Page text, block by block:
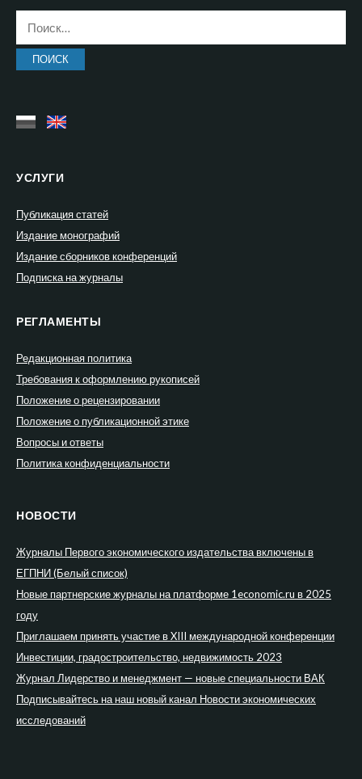
УСЛУГИ
Публикация статей
Издание монографий
Издание сборников конференций
Подписка на журналы
РЕГЛАМЕНТЫ
Редакционная политика
Требования к оформлению рукописей
Положение о рецензировании
Положение о публикационной этике
Вопросы и ответы
Политика конфиденциальности
НОВОСТИ
Журналы Первого экономического издательства включены в
ЕГПНИ (Белый список)
Новые партнерские журналы на платформе 1economic.ru в 2025
году
Приглашаем принять участие в XIII международной конференции
Инвестиции, градостроительство, недвижимость 2023
Журнал Лидерство и менеджмент — новые специальности ВАК
Подписывайтесь на наш новый канал Новости экономических
исследований